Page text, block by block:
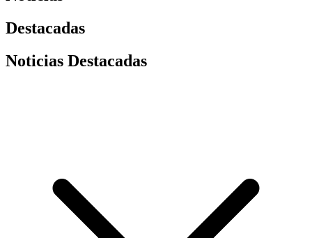
Destacadas
Noticias Destacadas